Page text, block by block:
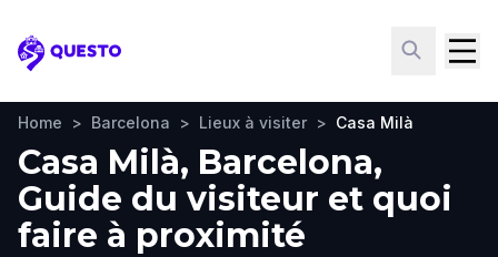
Questo
Home > Barcelona > Lieux à visiter > Casa Milà
Casa Milà, Barcelona,
Guide du visiteur et quoi
faire à proximité